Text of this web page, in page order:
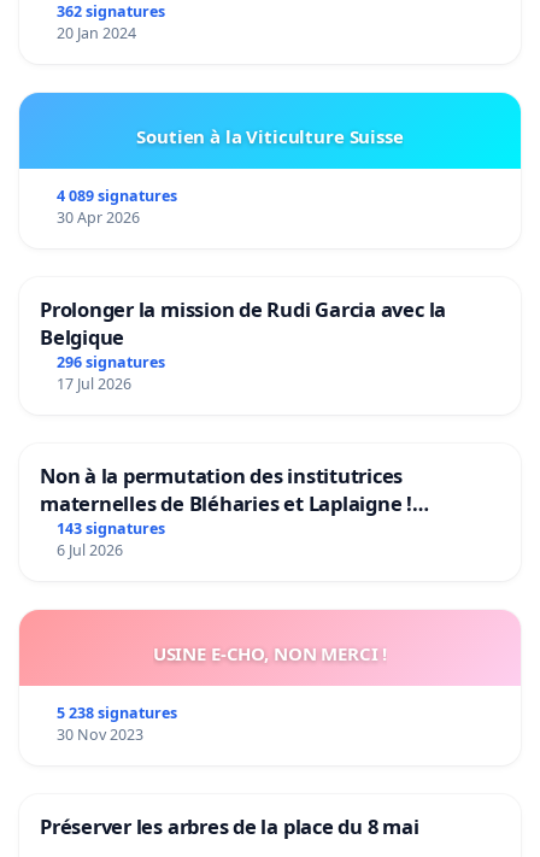
362 signatures
20 Jan 2024
Soutien à la Viticulture Suisse
4 089 signatures
30 Apr 2026
Prolonger la mission de Rudi Garcia avec la
Belgique
296 signatures
17 Jul 2026
Non à la permutation des institutrices
maternelles de Bléharies et Laplaigne !
Préservons la stabilité de nos enfants.
143 signatures
6 Jul 2026
USINE E-CHO, NON MERCI !
5 238 signatures
30 Nov 2023
Préserver les arbres de la place du 8 mai